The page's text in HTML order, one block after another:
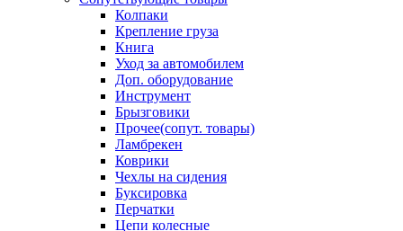
Колпаки
Крепление груза
Книга
Уход за автомобилем
Доп. оборудование
Инструмент
Брызговики
Прочее(сопут. товары)
Ламбрекен
Коврики
Чехлы на сидения
Буксировка
Перчатки
Цепи колесные